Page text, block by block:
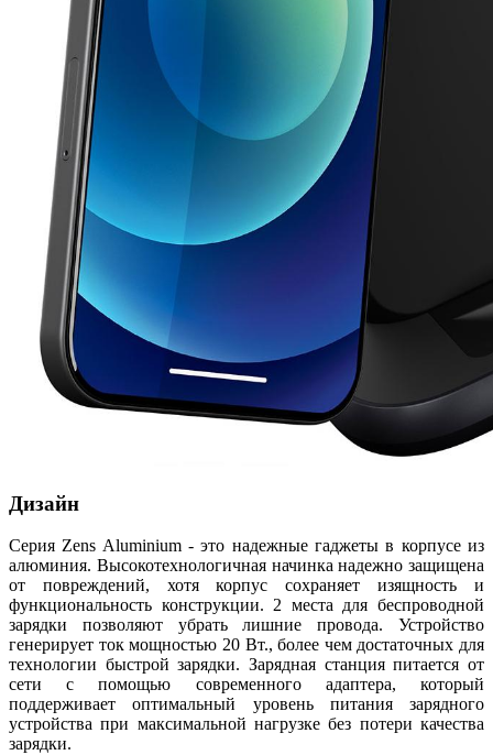
Дизайн
Серия Zens Aluminium - это надежные гаджеты в корпусе из
алюминия. Высокотехнологичная начинка надежно защищена
от повреждений, хотя корпус сохраняет изящность и
функциональность конструкции. 2 места для беспроводной
зарядки позволяют убрать лишние провода. Устройство
генерирует ток мощностью 20 Вт., более чем достаточных для
технологии быстрой зарядки. Зарядная станция питается от
сети с помощью современного адаптера, который
поддерживает оптимальный уровень питания зарядного
устройства при максимальной нагрузке без потери качества
зарядки.